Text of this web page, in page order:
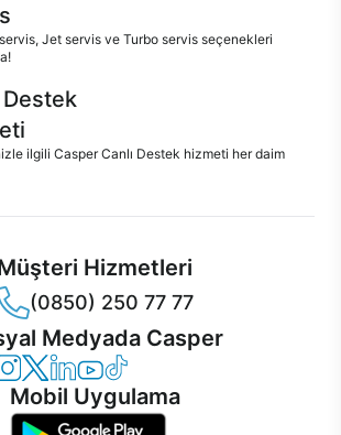
Jet servis ve Turbo servis seçenekleri
Destek
ilgili Casper Canlı Destek hizmeti her daim
Hizmetleri
(0850) 250 77 77
Medyada Casper
Facebook
Instagram
Casper Twitter
Casper LinkedIn
Casper YouTube
Casper TikTok
Mobil Uygulama